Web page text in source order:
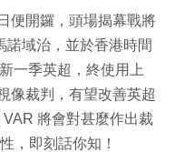
便開鑼，頭場揭幕戰將
諾域治，並於香港時間
一季英超，終使用上
像裁判，有望改善英超
將會對甚麼作出裁
，即刻話你知！